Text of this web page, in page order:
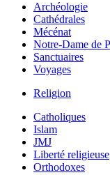
Archéologie
Cathédrales
Mécénat
Notre-Dame de
Sanctuaires
Voyages
Religion
Catholiques
Islam
JMJ
Liberté religieuse
Orthodoxes